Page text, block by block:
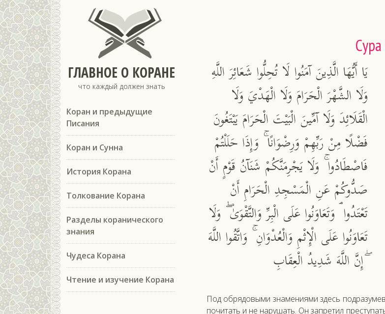
ГЛАВНОЕ О КОРАНЕ
что каждый должен знать
Коран и предыдущие
Писания
Коран и Сунна
История Корана
Толкование Корана
Разделы коранического
знания
Чудеса Корана
Чтение и изучение Корана
يَا أَيُّهَا الَّذِينَ آمَنُوا لَا تُحِلُّوا شَعَائِرَ اللَّهِ
وَلَا الشَّهْرَ الْحَرَامَ وَلَا الْهَدْيَ وَلَا
الْقَلَائِدَ وَلَا آمِّينَ الْبَيْتَ الْحَرَامَ يَبْتَغُونَ
فَضْلًا مِنْ رَبِّهِمْ وَرِضْوَانًا ۚ وَإِذَا حَلَلْتُمْ
فَاصْطَادُوا ۚ وَلَا يَجْرِمَنَّكُمْ شَنَآنُ قَوْمٍ أَنْ
صَدُّوكُمْ عَنِ الْمَسْجِدِ الْحَرَامِ أَنْ
تَعْتَدُوا ۘ وَتَعَاوَنُوا عَلَى الْبِرِّ وَالتَّقْوَىٰ ۖ وَلَا
تَعَاوَنُوا عَلَى الْإِثْمِ وَالْعُدْوَانِ ۚ وَاتَّقُوا اللَّهَ
ۖ إِنَّ اللَّهَ شَدِيدُ الْعِقَابِ
Под об­ря­довы­ми зна­мени­ями здесь
по­читать и не на­рушать. Он зап­ре­тил